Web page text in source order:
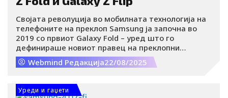
Својата револуција во мобилната технологија на
телефоните на преклоп Samsung ја започна во
2019 со првиот Galaxy Fold – уред што го
дефинираше новиот правец на преклопни
телефони. Иако почетокот беше предизвикувачки,
веќе следната година, со Galaxy Z Fold2 и првиот Z
носејќи подобрена издржливост, флексибилност и
нови форми на интеракција.
Webmind Редакција22/08/2025
Уреди и гаџети